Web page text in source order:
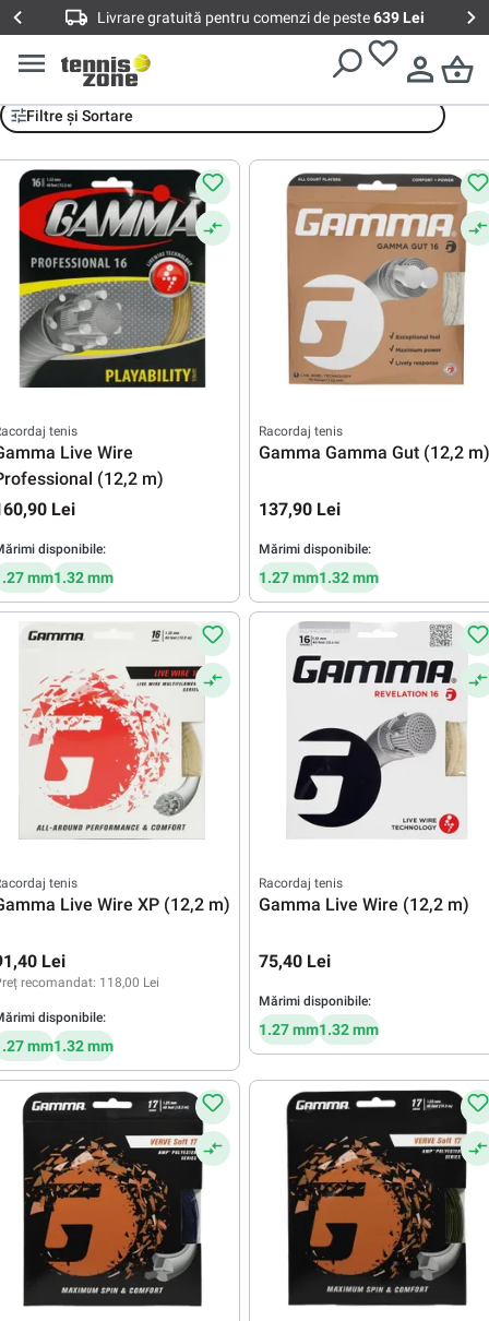
Livrare gratuită pentru comenzi de peste639 Lei
Racordaje Gamma
Filtre și Sortare
tenis
Live Wire
(12,2 m)
Lei
disponibile:
mm1.32 mm
Racordaj tenis
Gamma Gamma Gut (12,2 m)
137,90 Lei
Mărimi disponibile:
1.27 mm1.32 mm
tenis
Live Wire XP (12,2 m)
Lei
recomandat: 118,00 Lei
disponibile:
mm1.32 mm
Racordaj tenis
Gamma Live Wire (12,2 m)
75,40 Lei
Mărimi disponibile:
1.27 mm1.32 mm